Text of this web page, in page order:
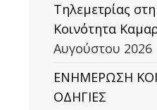
Τηλεμετρίας
Κοινότητα
Αυγούστου 2026
ΕΝΗΜΕΡΩΣΗ
ΟΔΗΓΙΕΣ